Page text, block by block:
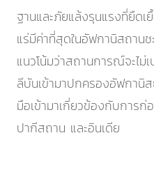
ฐานและภัยแล้งรุนแรงที่ยืดเ
แร่มีค่าที่สุดในอัฟกานิสถานช
แนวโน้มว่าสถานการณ์จะไม่
ลีบันเข้ามาปกครองอัฟกานิ
มือเข้ามาเกี่ยวข้องกับการ
ปากีสถาน และอินเดีย